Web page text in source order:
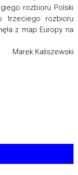
rozbioru Polski
trzeciego rozbioru
z map Europy na
Marek Kaliszewski